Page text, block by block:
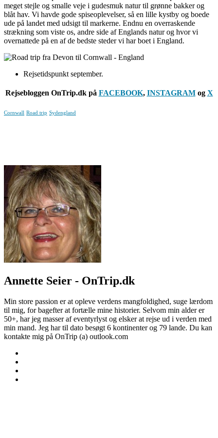
meget stejle og smalle veje i gudesmuk natur til grønne bakker og
blåt hav. Vi havde gode spiseoplevelser, så en lille kystby og boede
ude på landet med udsigt til markerne. Endnu en overraskende
strækning som viste os, andre side af Englands natur og hvor vi
overnattede på en af de bedste steder vi har boet i England.
Rejsetidspunkt september.
Rejsebloggen OnTrip.dk på FACEBOOK, INSTAGRAMog X
Cornwall Road trip Sydengland
Annette Seier - OnTrip.dk
Min store passion er at opleve verdens mangfoldighed, suge lærdom
til mig, for bagefter at fortælle mine historier. Selvom min alder er
50+, har jeg masser af eventyrlyst og elsker at rejse ud i verden med
min mand. Jeg har til dato besøgt 6 kontinenter og 79 lande. Du kan
kontakte mig på OnTrip (a) outlook.com